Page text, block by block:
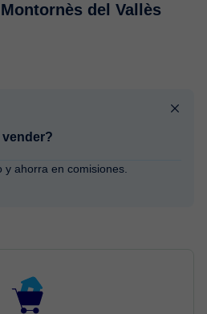
Montornès del Vallès
ahorra en comisiones.